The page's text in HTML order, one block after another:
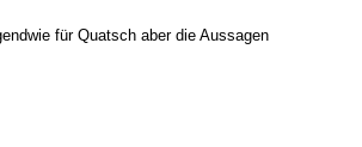
für Quatsch aber die Aussagen